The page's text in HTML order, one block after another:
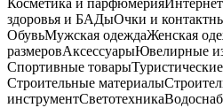
Косметика и парфюмерия
здоровья и БАДыОчки и
ОбувьМужская одеждаЖенская
размеровАксессуарыЮвелирные
Спортивные товары
Строительные материалы
инструментСветотехника